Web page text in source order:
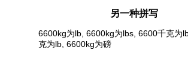
另一种拼写
6600kg为lb, 6600kg为lbs, 6600千克为
克为lb, 6600kg为磅